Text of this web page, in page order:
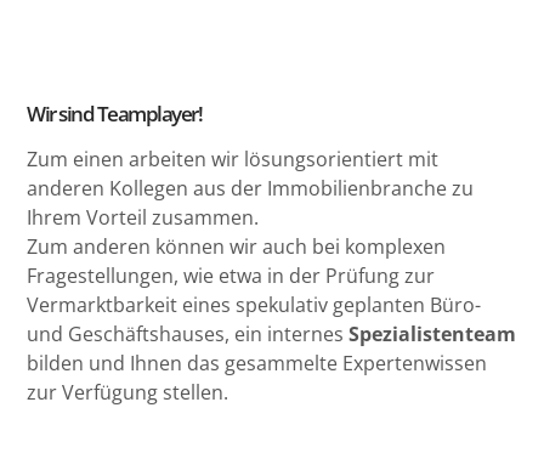
Wir sind Teamplayer!
Zum einen arbeiten wir lösungsorientiert mit
anderen Kollegen aus der Immobilienbranche zu
Ihrem Vorteil zusammen.
Zum anderen können wir auch bei komplexen
Fragestellungen, wie etwa in der Prüfung zur
Vermarktbarkeit eines spekulativ geplanten Büro-
und Geschäftshauses, ein internesSpezialistenteam
bilden und Ihnen das gesammelte Expertenwissen
zur Verfügung stellen.